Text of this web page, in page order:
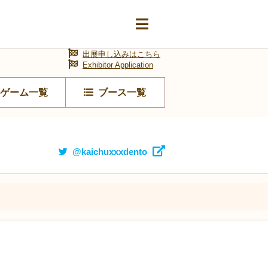
ゲーム一覧 ブース一覧
出展申し込みはこちら
Exhibitor Application
@kaichuxxxdento